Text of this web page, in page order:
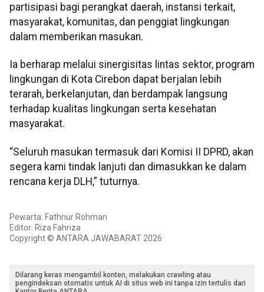
partisipasi bagi perangkat daerah, instansi terkait,
masyarakat, komunitas, dan penggiat lingkungan
dalam memberikan masukan.
Ia berharap melalui sinergisitas lintas sektor, program
lingkungan di Kota Cirebon dapat berjalan lebih
terarah, berkelanjutan, dan berdampak langsung
terhadap kualitas lingkungan serta kesehatan
masyarakat.
“Seluruh masukan termasuk dari Komisi II DPRD, akan
segera kami tindak lanjuti dan dimasukkan ke dalam
rencana kerja DLH,” tuturnya.
Pewarta: Fathnur Rohman
Editor: Riza Fahriza
Copyright © ANTARA JAWABARAT 2026
Dilarang keras mengambil konten, melakukan crawling atau
pengindeksan otomatis untuk AI di situs web ini tanpa izin tertulis dari